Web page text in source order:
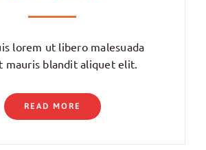
lorem ut libero malesuada
mauris blandit aliquet elit.
READ MORE